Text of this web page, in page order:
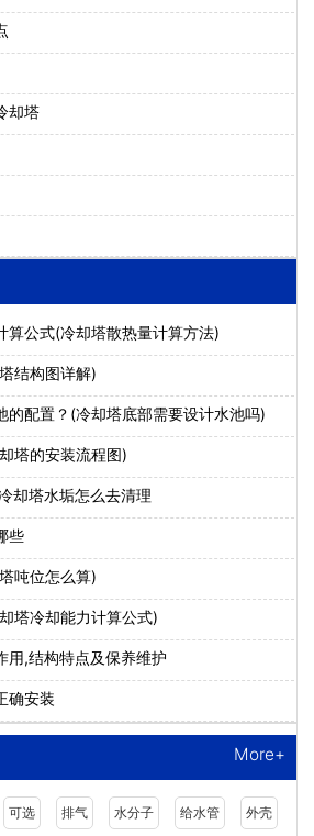
却塔
算公式(冷却塔散热量计算方法)
结构图详解)
的配置？(冷却塔底部需要设计水池吗)
塔的安装流程图)
却塔水垢怎么去清理
些
吨位怎么算)
塔冷却能力计算公式)
用,结构特点及保养维护
确安装
More+
可选 排气 水分子 给水管 外壳